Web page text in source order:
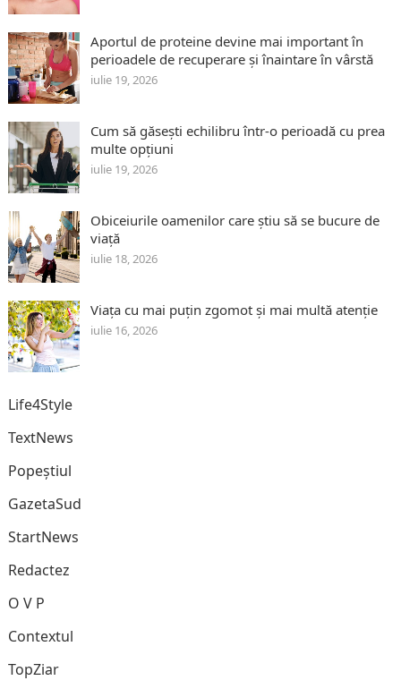
Aportul de proteine devine mai important în
perioadele de recuperare și înaintare în vârstă
iulie 19, 2026
Cum să găsești echilibru într-o perioadă cu prea
multe opțiuni
iulie 19, 2026
Obiceiurile oamenilor care știu să se bucure de
viață
iulie 18, 2026
Viața cu mai puțin zgomot și mai multă atenție
iulie 16, 2026
Life4Style
TextNews
Popeștiul
GazetaSud
StartNews
Redactez
O V P
Contextul
TopZiar